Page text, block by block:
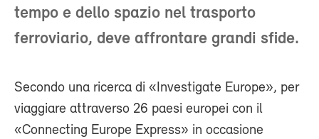
tempo e dello spazio nel trasporto
ferroviario, deve affrontare grandi sfide.
Secondo una ricerca di «Investigate Europe», per
viaggiare attraverso 26 paesi europei con il
«Connecting Europe Express» in occasione